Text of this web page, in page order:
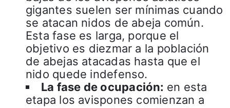
gigantes suelen ser mínimas cuando
se atacan nidos de abeja común.
Esta fase es larga, porque el
objetivo es diezmar a la población
de abejas atacadas hasta que el
nido quede indefenso.
La fase de ocupación: en esta
etapa los avispones comienzan a